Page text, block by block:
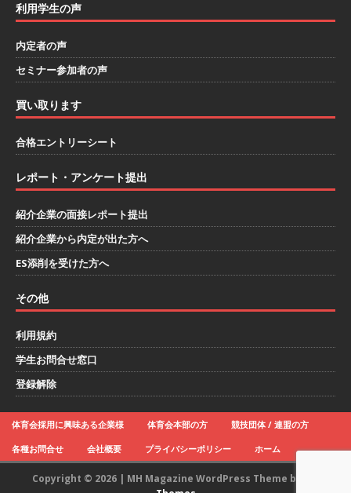
教える後悔しない企業選びアスキヤリセミナー
ができる ｜ インターン選考に向けた36社合説 ｜
入退室自由
[ 2026年1月9日 ]
宿 ｜ 入退室自由 ≫ アスキヤリ限定特典 企業分
業も参加あり ｜ 業界の全体像がわかる20社合説
[ 2026年1月8日 ] （終了）【 28卒 ｜ 6/7@梅田
｜ 入退室自由 】 1日で10社以上の業界・企業の
情報収集が可能!! ｜ 平均年収1,000万以上の企業
参加あり ｜ 人気IT業界の全体像がわかる26社合
説 ｜ 私服OK
お勧めイベント
利用学生の声
内定者の声
セミナー参加者の声
買い取ります
合格エントリーシート
レポート・アンケート提出
紹介企業の面接レポート提出
紹介企業から内定が出た方へ
ES添削を受けた方へ
その他
利用規約
学生お問合せ窓口
登録解除
体育会採用に興味ある企業様 体育会本部の方 競技団体 / 連盟の方
各種お問合せ 会社概要 プライバシーポリシー ホーム
Copyright © 2026 | MH Magazine WordPress Theme by